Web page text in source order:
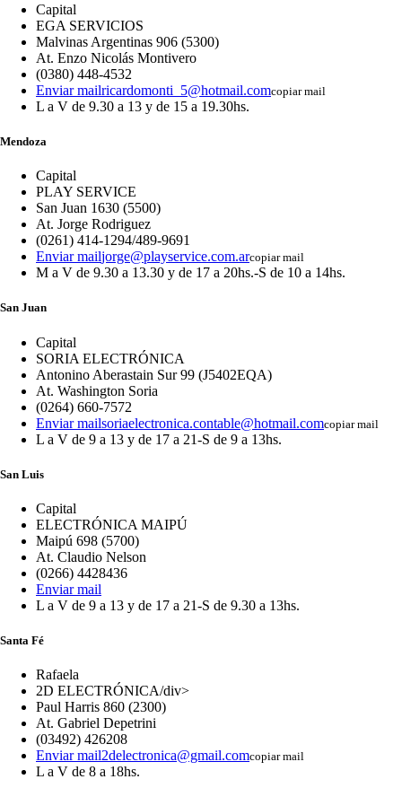
Capital
EGA SERVICIOS
Malvinas Argentinas 906 (5300)
At. Enzo Nicolás Montivero
(0380) 448-4532
Enviar mailricardomonti_5@hotmail.comcopiar mail
L a V de 9.30 a 13 y de 15 a 19.30hs.
Mendoza
Capital
PLAY SERVICE
San Juan 1630 (5500)
At. Jorge Rodriguez
(0261) 414-1294/489-9691
Enviar mailjorge@playservice.com.arcopiar mail
M a V de 9.30 a 13.30 y de 17 a 20hs.-S de 10 a 14hs.
San Juan
Capital
SORIA ELECTRÓNICA
Antonino Aberastain Sur 99 (J5402EQA)
At. Washington Soria
(0264) 660-7572
Enviar mailsoriaelectronica.contable@hotmail.comcopiar mail
L a V de 9 a 13 y de 17 a 21-S de 9 a 13hs.
San Luis
Capital
ELECTRÓNICA MAIPÚ
Maipú 698 (5700)
At. Claudio Nelson
(0266) 4428436
Enviar mail
L a V de 9 a 13 y de 17 a 21-S de 9.30 a 13hs.
Santa Fé
Rafaela
2D ELECTRÓNICA/div>
Paul Harris 860 (2300)
At. Gabriel Depetrini
(03492) 426208
Enviar mail2delectronica@gmail.comcopiar mail
L a V de 8 a 18hs.